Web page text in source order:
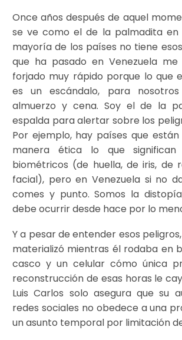
Once años después de aquel
se ve como el de la palmadita en
mayoría de los países no tiene
que ha pasado en Venezuela
forjado muy rápido porque lo que
es un escándalo, para nosotros
almuerzo y cena. Soy el de la
espalda para alertar sobre los
Por ejemplo, hay países que
manera ética lo que significan
biométricos (de huella, de iris, de
facial), pero en Venezuela si no
comes y punto. Somos la
debe ocurrir desde hace por lo
Y a pesar de entender esos
materializó mientras él rodaba en
casco y un celular cómo única
reconstrucción de esas horas le
Luis Carlos solo asegura que su
redes sociales no obedece a una
un asunto temporal por limitación